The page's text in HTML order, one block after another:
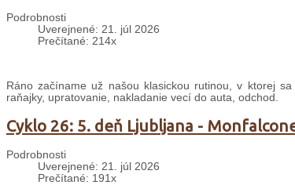
Podrobnosti
Uverejnené: 21. júl 2026
Prečítané: 214x
Ráno začíname už našou klasickou rutinou, v ktorej
raňajky, upratovanie, nakladanie vecí do auta, odchod.
Cyklo 26: 5. deň Ljubljana -
Podrobnosti
Uverejnené: 21. júl 2026
Prečítané: 191x